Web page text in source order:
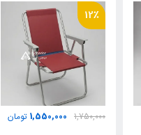
12٪
1,750,000
1,550,000 تومان